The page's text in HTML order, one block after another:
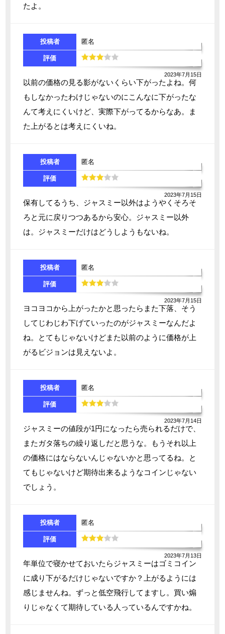
たよ。
投稿者 匿名
評価
2023年7月15日
以前の価格の見る影がないくらい下がったよね。何
もしなかったわけじゃないのにこんなに下がったな
んて考えにくいけど、実際下がってるからなあ。ま
た上がるとは考えにくいね。
投稿者 匿名
評価
2023年7月15日
保有してるうち、ジャスミー以外はようやくそろそ
ろと元に戻りつつあるから安心。ジャスミー以外
は。ジャスミーだけはどうしようもないね。
投稿者 匿名
評価
2023年7月15日
ヨコヨコから上がったかと思ったらまた下落、そう
してじわじわ下げていったのがジャスミーなんだよ
ね。とてもじゃないけどまた以前のように価格が上
がるビジョンは見えないよ。
投稿者 匿名
評価
2023年7月14日
ジャスミーの値段が1円になったら売られるだけで、
またガタ落ちの繰り返しだと思うな。もうそれ以上
の価格にはならないんじゃないかと思ってるね。と
てもじゃないけど期待出来るようなコインじゃない
でしょう。
投稿者 匿名
評価
2023年7月13日
年単位で寝かせておいたらジャスミーはゴミコイン
に成り下がるだけじゃないですか？上がるようには
感じませんね。ずっと低空飛行してますし。買い煽
りじゃなくて期待している人っているんですかね。